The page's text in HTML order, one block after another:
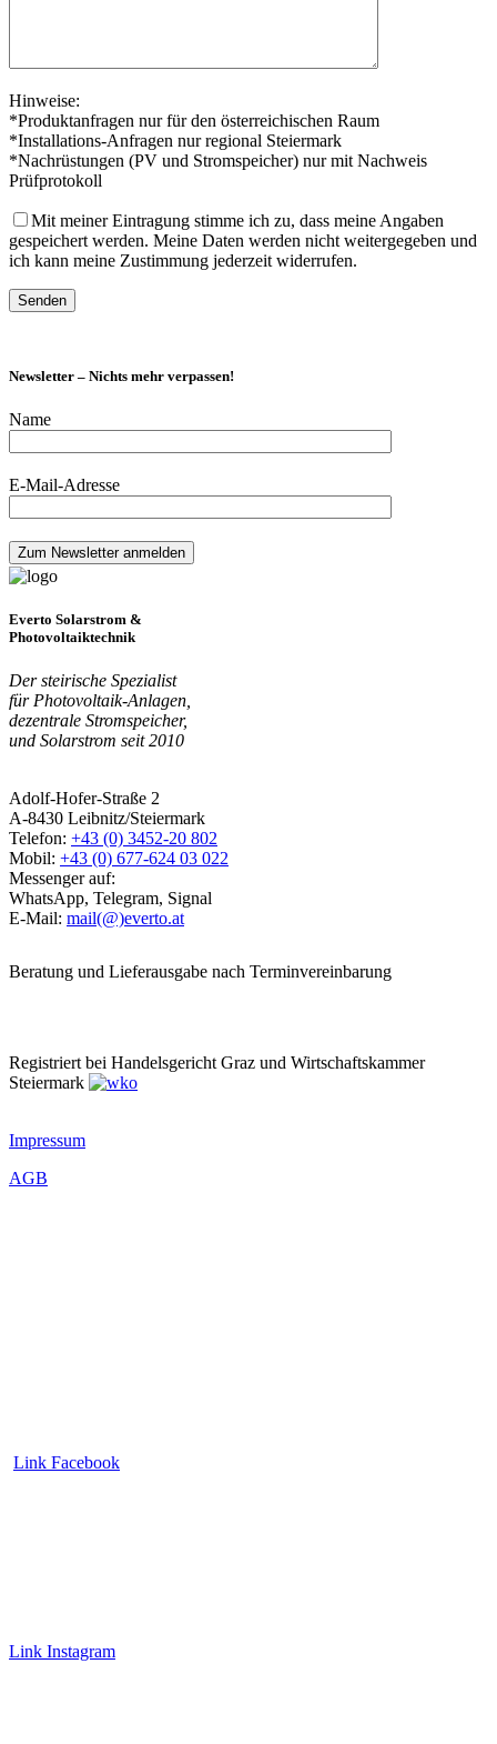
Hinweise:
*Produktanfragen nur für den österreichischen Raum
*Installations-Anfragen nur regional Steiermark
*Nachrüstungen (PV und Stromspeicher) nur mit Nachweis
Prüfprotokoll
Mit meiner Eintragung stimme ich zu, dass meine Angaben
gespeichert werden. Meine Daten werden nicht weitergegeben und
ich kann meine Zustimmung jederzeit widerrufen.
Newsletter – Nichts mehr verpassen!
Name
E-Mail-Adresse
Everto Solarstrom &
Photovoltaiktechnik
Der steirische Spezialist
für Photovoltaik-Anlagen,
dezentrale Stromspeicher,
und Solarstrom seit 2010
Adolf-Hofer-Straße 2
A-8430 Leibnitz/Steiermark
Telefon: +43 (0) 3452-20 802
Mobil: +43 (0) 677-624 03 022
Messenger auf:
WhatsApp, Telegram, Signal
E-Mail: mail(@)everto.at
Beratung und Lieferausgabe nach Terminvereinbarung
Registriert bei Handelsgericht Graz und Wirtschaftskammer
Steiermark
Impressum
AGB
Link Facebook
Link Instagram